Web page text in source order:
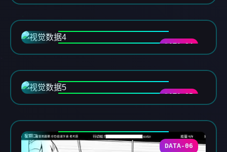
DATA-04
DATA-05
DATA-06